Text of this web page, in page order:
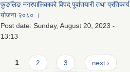
फुङलिङ नगरपालिकाको विपद् पूर्वातयारी तथा प्रतिकार्य
योजना २०८० ।
Post date: Sunday, August 20, 2023 -
13:13
Pages
1 2 3 next ›